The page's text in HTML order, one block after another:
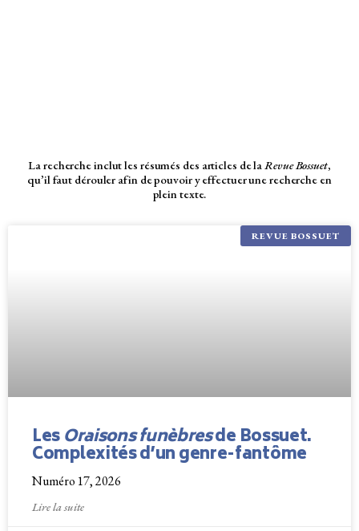
La recherche inclut les résumés des articles de laRevue Bossuet,
qu’il faut dérouler afin de pouvoir y effectuer une recherche en
plein texte.
REVUE BOSSUET
LesOraisons funèbresde Bossuet.
Complexités d’un genre-fantôme
Numéro 17, 2026
Lire la suite